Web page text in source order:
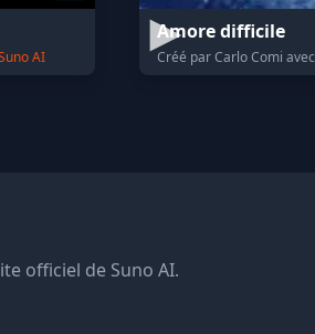
AI
Amore difficile
Créé par Carlo Comi avec
officiel de Suno AI.